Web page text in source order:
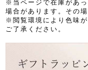
※当ページで在庫があ
場合があります。その
※閲覧環境により色味
ご了承ください。